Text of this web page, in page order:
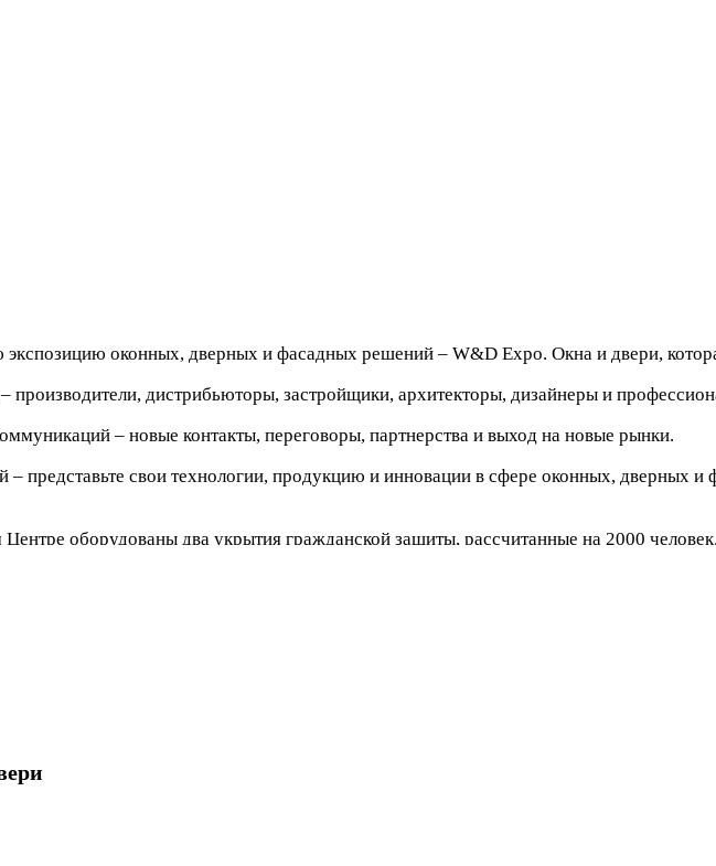
оконных, дверных и фасадных решений – W&D Expo. Окна и двери,
производители, дистрибьюторы, застройщики, архитекторы, дизайнеры и
– новые контакты, переговоры, партнерства и выход на новые рынки.
представьте свои технологии, продукцию и инновации в сфере оконных, дверных и
оборудованы два укрытия гражданской защиты, рассчитанные на 2000 человек.